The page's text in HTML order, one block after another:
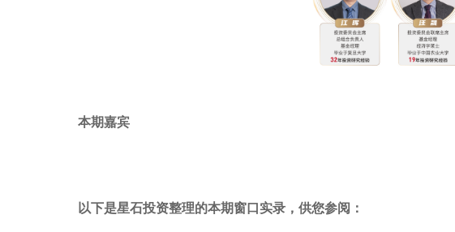
本期嘉宾
以下是星石投资整理的本期窗口实录，供您参阅：